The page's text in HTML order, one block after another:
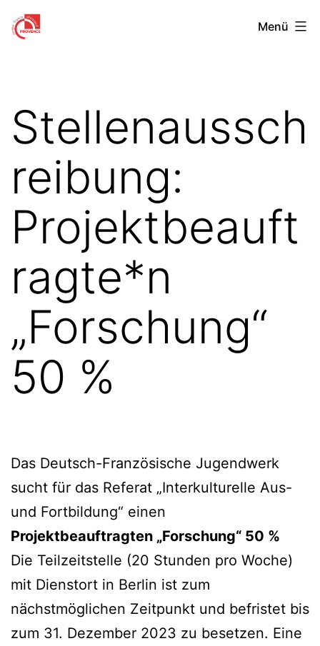
Zum
Inhalt
Centre
Provence
Menü
Stellenaussch
reibung:
Projektbeauft
ragte*n
„Forschung“
50 %
Das Deutsch-Französische Jugendwerk
sucht für das Referat „Interkulturelle Aus-
und Fortbildung“ einen
Projektbeauftragten „Forschung“ 50 %
Die Teilzeitstelle (20 Stunden pro Woche)
mit Dienstort in Berlin ist zum
nächstmöglichen Zeitpunkt und befristet bis
zum 31. Dezember 2023 zu besetzen. Eine